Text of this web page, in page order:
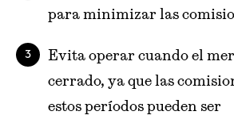
para minimizar las
Evita operar cuando el
cerrado, ya que las
estos períodos pueden ser